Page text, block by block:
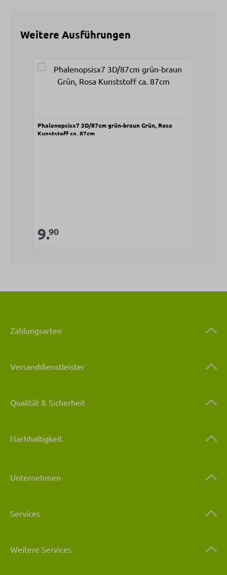
Weitere Ausführungen
Produktgalerie überspringen
Phalenopsisx7 3D/87cm grün-braun Grün, Rosa
Kunststoff ca. 87cm
Verkaufspreis:
9.90
Zahlungsarten
Versanddienstleister
Qualität & Sicherheit
Nachhaltigkeit
Unternehmen
Services
Weitere Services